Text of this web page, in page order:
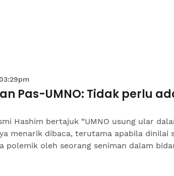
Pas-UMNO: Tidak perlu
Hashim bertajuk “UMNO usung ular
menarik dibaca, terutama apabila dinilai
polemik oleh seorang seniman dalam